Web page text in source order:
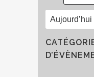
Aujourd’hui